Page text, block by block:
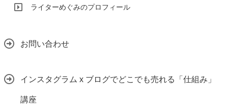
ライターめぐみのプロフィール
お問い合わせ
インスタグラム x ブログでどこでも売れる「仕組み」
講座